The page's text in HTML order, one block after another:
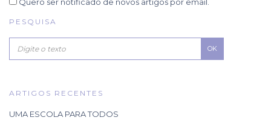
Quero ser notificado de novos artigos por email.
PESQUISA
OK
ARTIGOS RECENTES
UMA ESCOLA PARA TODOS